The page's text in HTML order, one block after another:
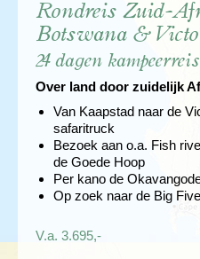
Rondreis Zuid-
Botswana &
24 dagen kampeerreis
Over land door zuidelijk
Van Kaapstad naar de
safaritruck
Bezoek aan o.a. Fish
de Goede Hoop
Per kano de
Op zoek naar de Big Five
V.a. 3.695,-